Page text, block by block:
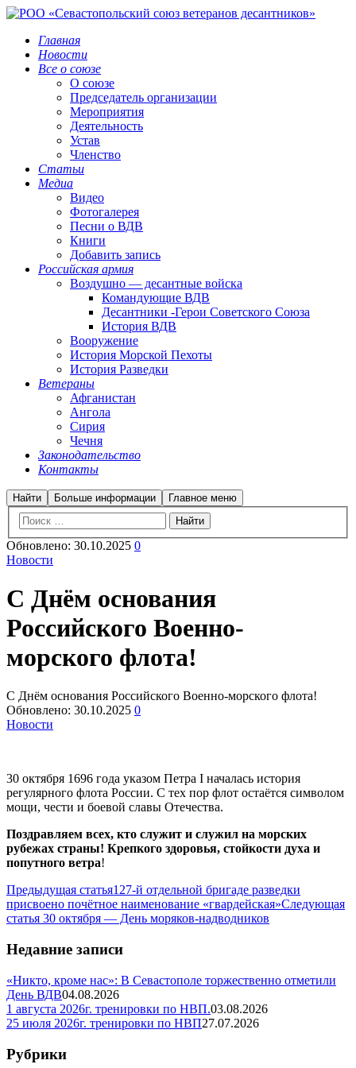
Главная
Новости
Все о союзе
О союзе
Председатель организации
Мероприятия
Деятельность
Устав
Членство
Статьи
Медиа
Видео
Фотогалерея
Песни о ВДВ
Книги
Добавить запись
Российская армия
Воздушно — десантные войска
Командующие ВДВ
Десантники -Герои Советского Союза
История ВДВ
Вооружение
История Морской Пехоты
История Разведки
Ветераны
Афганистан
Ангола
Сирия
Чечня
Законодательство
Контакты
Найти Больше информации Главное меню
Обновлено: 30.10.2025 0
Новости
С Днём основания
Российского Военно-
морского флота!
С Днём основания Российского Военно-морского флота!
Обновлено: 30.10.2025 0
Новости
30 октября 1696 года указом Петра I началась история
регулярного флота России. С тех пор флот остаётся символом
мощи, чести и боевой славы Отечества.
Поздравляем всех, кто служит и служил на морских
рубежах страны! Крепкого здоровья, стойкости духа и
попутного ветра!
Предыдущая статья127-й отдельной бригаде разведки
присвоено почётное наименование «гвардейская»Следующая
статья 30 октября — День моряков-надводников
Недавние записи
«Никто, кроме нас»: В Севастополе торжественно отметили
День ВДВ04.08.2026
1 августа 2026г. тренировки по НВП.03.08.2026
25 июля 2026г. тренировки по НВП27.07.2026
Рубрики